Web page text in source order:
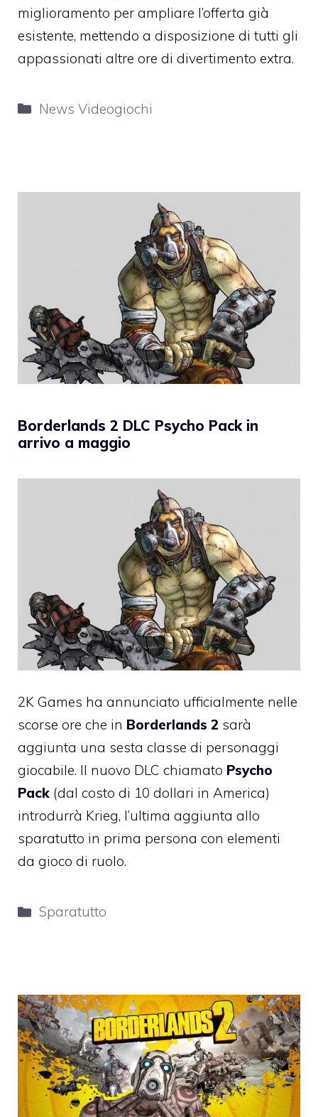
miglioramento per ampliare l’offerta già
esistente, mettendo a disposizione di tutti gli
appassionati altre ore di divertimento extra.
Categorie
News Videogiochi
Borderlands 2 DLC Psycho Pack in
arrivo a maggio
2K Games ha annunciato ufficialmente nelle
scorse ore che in Borderlands 2 sarà
aggiunta una sesta classe di personaggi
giocabile. Il nuovo DLC chiamato Psycho
Pack (dal costo di 10 dollari in America)
introdurrà Krieg, l’ultima aggiunta allo
sparatutto in prima persona con elementi
da gioco di ruolo.
Categorie
Sparatutto